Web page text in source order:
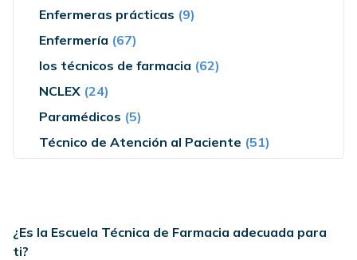
Enfermeras prácticas (9)
Enfermería (67)
los técnicos de farmacia (62)
NCLEX (24)
Paramédicos (5)
Técnico de Atención al Paciente (51)
¿Es la Escuela Técnica de Farmacia adecuada para
ti?